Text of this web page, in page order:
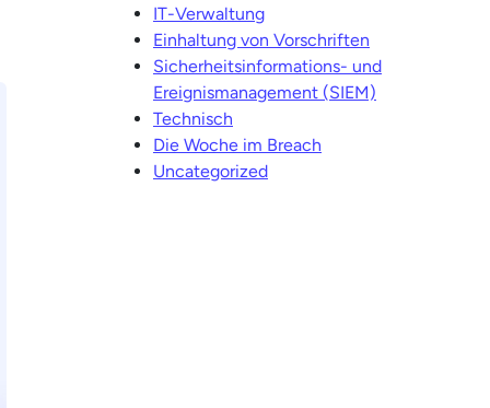
IT-Verwaltung
Einhaltung von Vorschriften
Sicherheitsinformations- und
Ereignismanagement (SIEM)
Technisch
Die Woche im Breach
Uncategorized